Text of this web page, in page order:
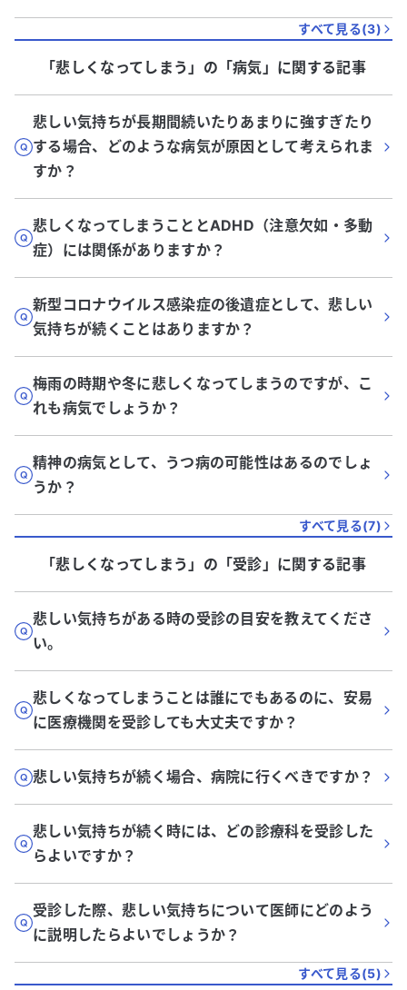
すべて見る(3)
「悲しくなってしまう」 の「病気 」に関する記事
悲しい気持ちが長期間続いたりあまりに強すぎたり
する場合、どのような病気が原因として考えられま
すか？
悲しくなってしまうこととADHD（注意欠如・多動
症）には関係がありますか？
新型コロナウイルス感染症の後遺症として、悲しい
気持ちが続くことはありますか？
梅雨の時期や冬に悲しくなってしまうのですが、こ
れも病気でしょうか？
精神の病気として、うつ病の可能性はあるのでしょ
うか？
すべて見る(7)
「悲しくなってしまう」 の「受診 」に関する記事
悲しい気持ちがある時の受診の目安を教えてくださ
い。
悲しくなってしまうことは誰にでもあるのに、安易
に医療機関を受診しても大丈夫ですか？
悲しい気持ちが続く場合、病院に行くべきですか？
悲しい気持ちが続く時には、どの診療科を受診した
らよいですか？
受診した際、悲しい気持ちについて医師にどのよう
に説明したらよいでしょうか？
すべて見る(5)